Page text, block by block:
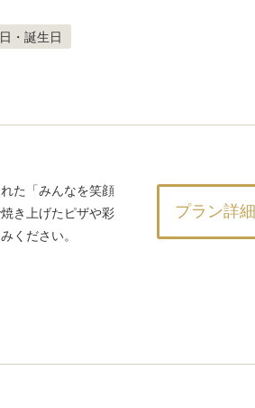
・誕生日
た「みんなを笑顔
き上げたピザや彩
ください。
プラン詳細